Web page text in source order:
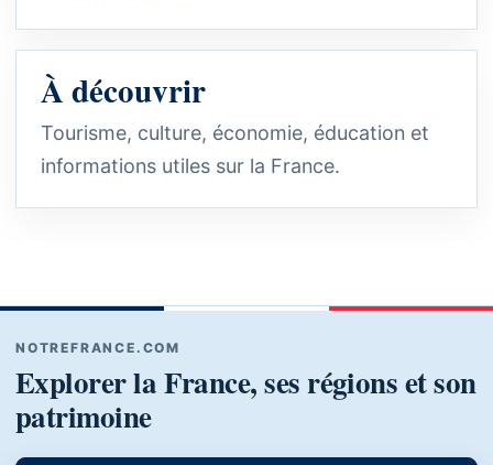
À découvrir
Tourisme, culture, économie, éducation et
informations utiles sur la France.
NOTREFRANCE.COM
Explorer la France, ses régions et son
patrimoine